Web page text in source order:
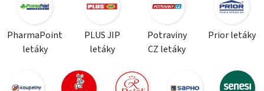
PharmaPoint
letáky
PLUS JIP
letáky
Potraviny
CZ letáky
Prior letáky